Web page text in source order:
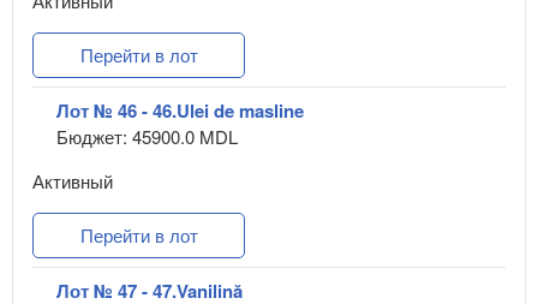
Перейти в лот
Лот № 46 - 46.Ulei de masline
Бюджет: 45900.0 MDL
Активный
Перейти в лот
Лот № 47 - 47.Vanilină